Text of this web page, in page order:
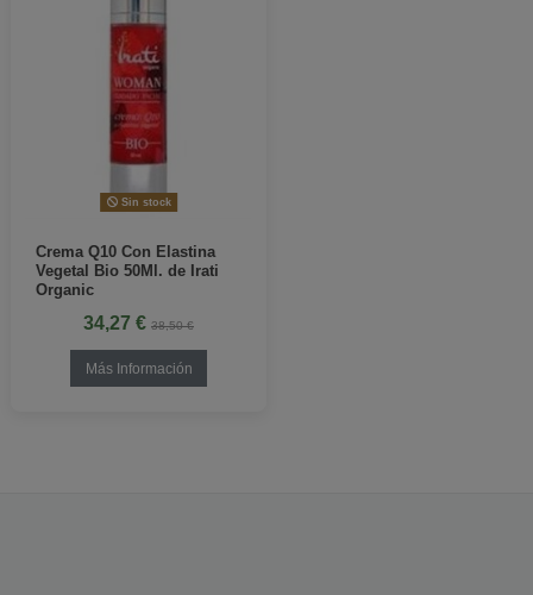
Sin stock
Crema Q10 Con Elastina
Vegetal Bio 50Ml. de Irati
Organic
34,27 € 38,50 €
Más Información